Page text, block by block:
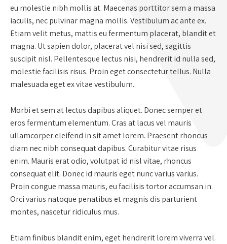
eu molestie nibh mollis at. Maecenas porttitor sem a massa
iaculis, nec pulvinar magna mollis. Vestibulum ac ante ex.
Etiam velit metus, mattis eu fermentum placerat, blandit et
magna. Ut sapien dolor, placerat vel nisi sed, sagittis
suscipit nisl. Pellentesque lectus nisi, hendrerit id nulla sed,
molestie facilisis risus. Proin eget consectetur tellus. Nulla
malesuada eget ex vitae vestibulum.
Morbi et sem at lectus dapibus aliquet. Donec semper et
eros fermentum elementum. Cras at lacus vel mauris
ullamcorper eleifend in sit amet lorem. Praesent rhoncus
diam nec nibh consequat dapibus. Curabitur vitae risus
enim. Mauris erat odio, volutpat id nisl vitae, rhoncus
consequat elit. Donec id mauris eget nunc varius varius.
Proin congue massa mauris, eu facilisis tortor accumsan in.
Orci varius natoque penatibus et magnis dis parturient
montes, nascetur ridiculus mus.
Etiam finibus blandit enim, eget hendrerit lorem viverra vel.